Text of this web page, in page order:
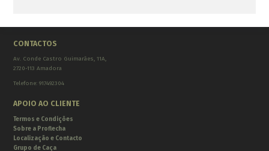
CONTACTOS
Av. Conde Castro Guimarães, 11A,
2720-113 Amadora
Telefone: 917492304
APOIO AO CLIENTE
Termos e Condições
Sobre a Proflecha
Localização e Contacto
Grupo de Caça